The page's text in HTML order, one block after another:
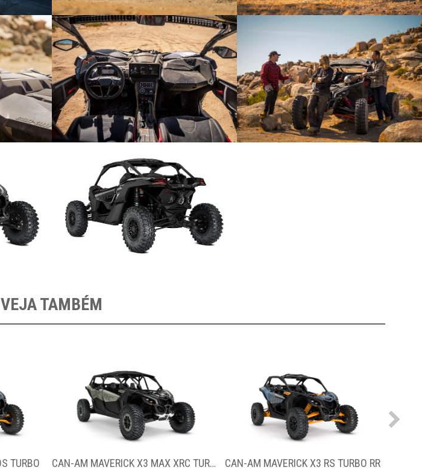
VEJA TAMBÉM
CAN-AM MAVERICK X3 MAX XRC TURBO RR CAN-AM MAVERICK X3 RS TURBO RR CAN-AM DEFENDER MAX XT HD11